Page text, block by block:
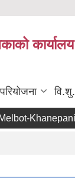
कार्यालय
Khanepani